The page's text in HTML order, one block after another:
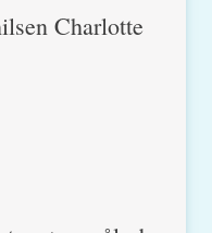
Charlotte